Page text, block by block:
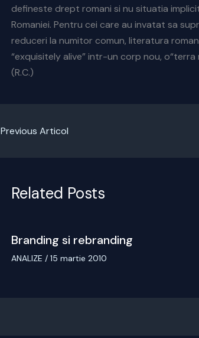
defineste drept romani si nu situatia
Romaniei. Pentru cei care au invatat sa
reduceri la numitor comun, literatura
“exquisitely alive” intr-un corp nou,
(R.C.)
Previous Articol
Related Posts
Branding si rebranding
ANALIZE / 15 martie 2010